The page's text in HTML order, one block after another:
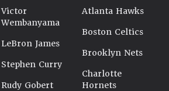
Victor
Wembanyama
LeBron James
Stephen Curry
Rudy Gobert
Atlanta Hawks
Boston Celtics
Brooklyn Nets
Charlotte
Hornets